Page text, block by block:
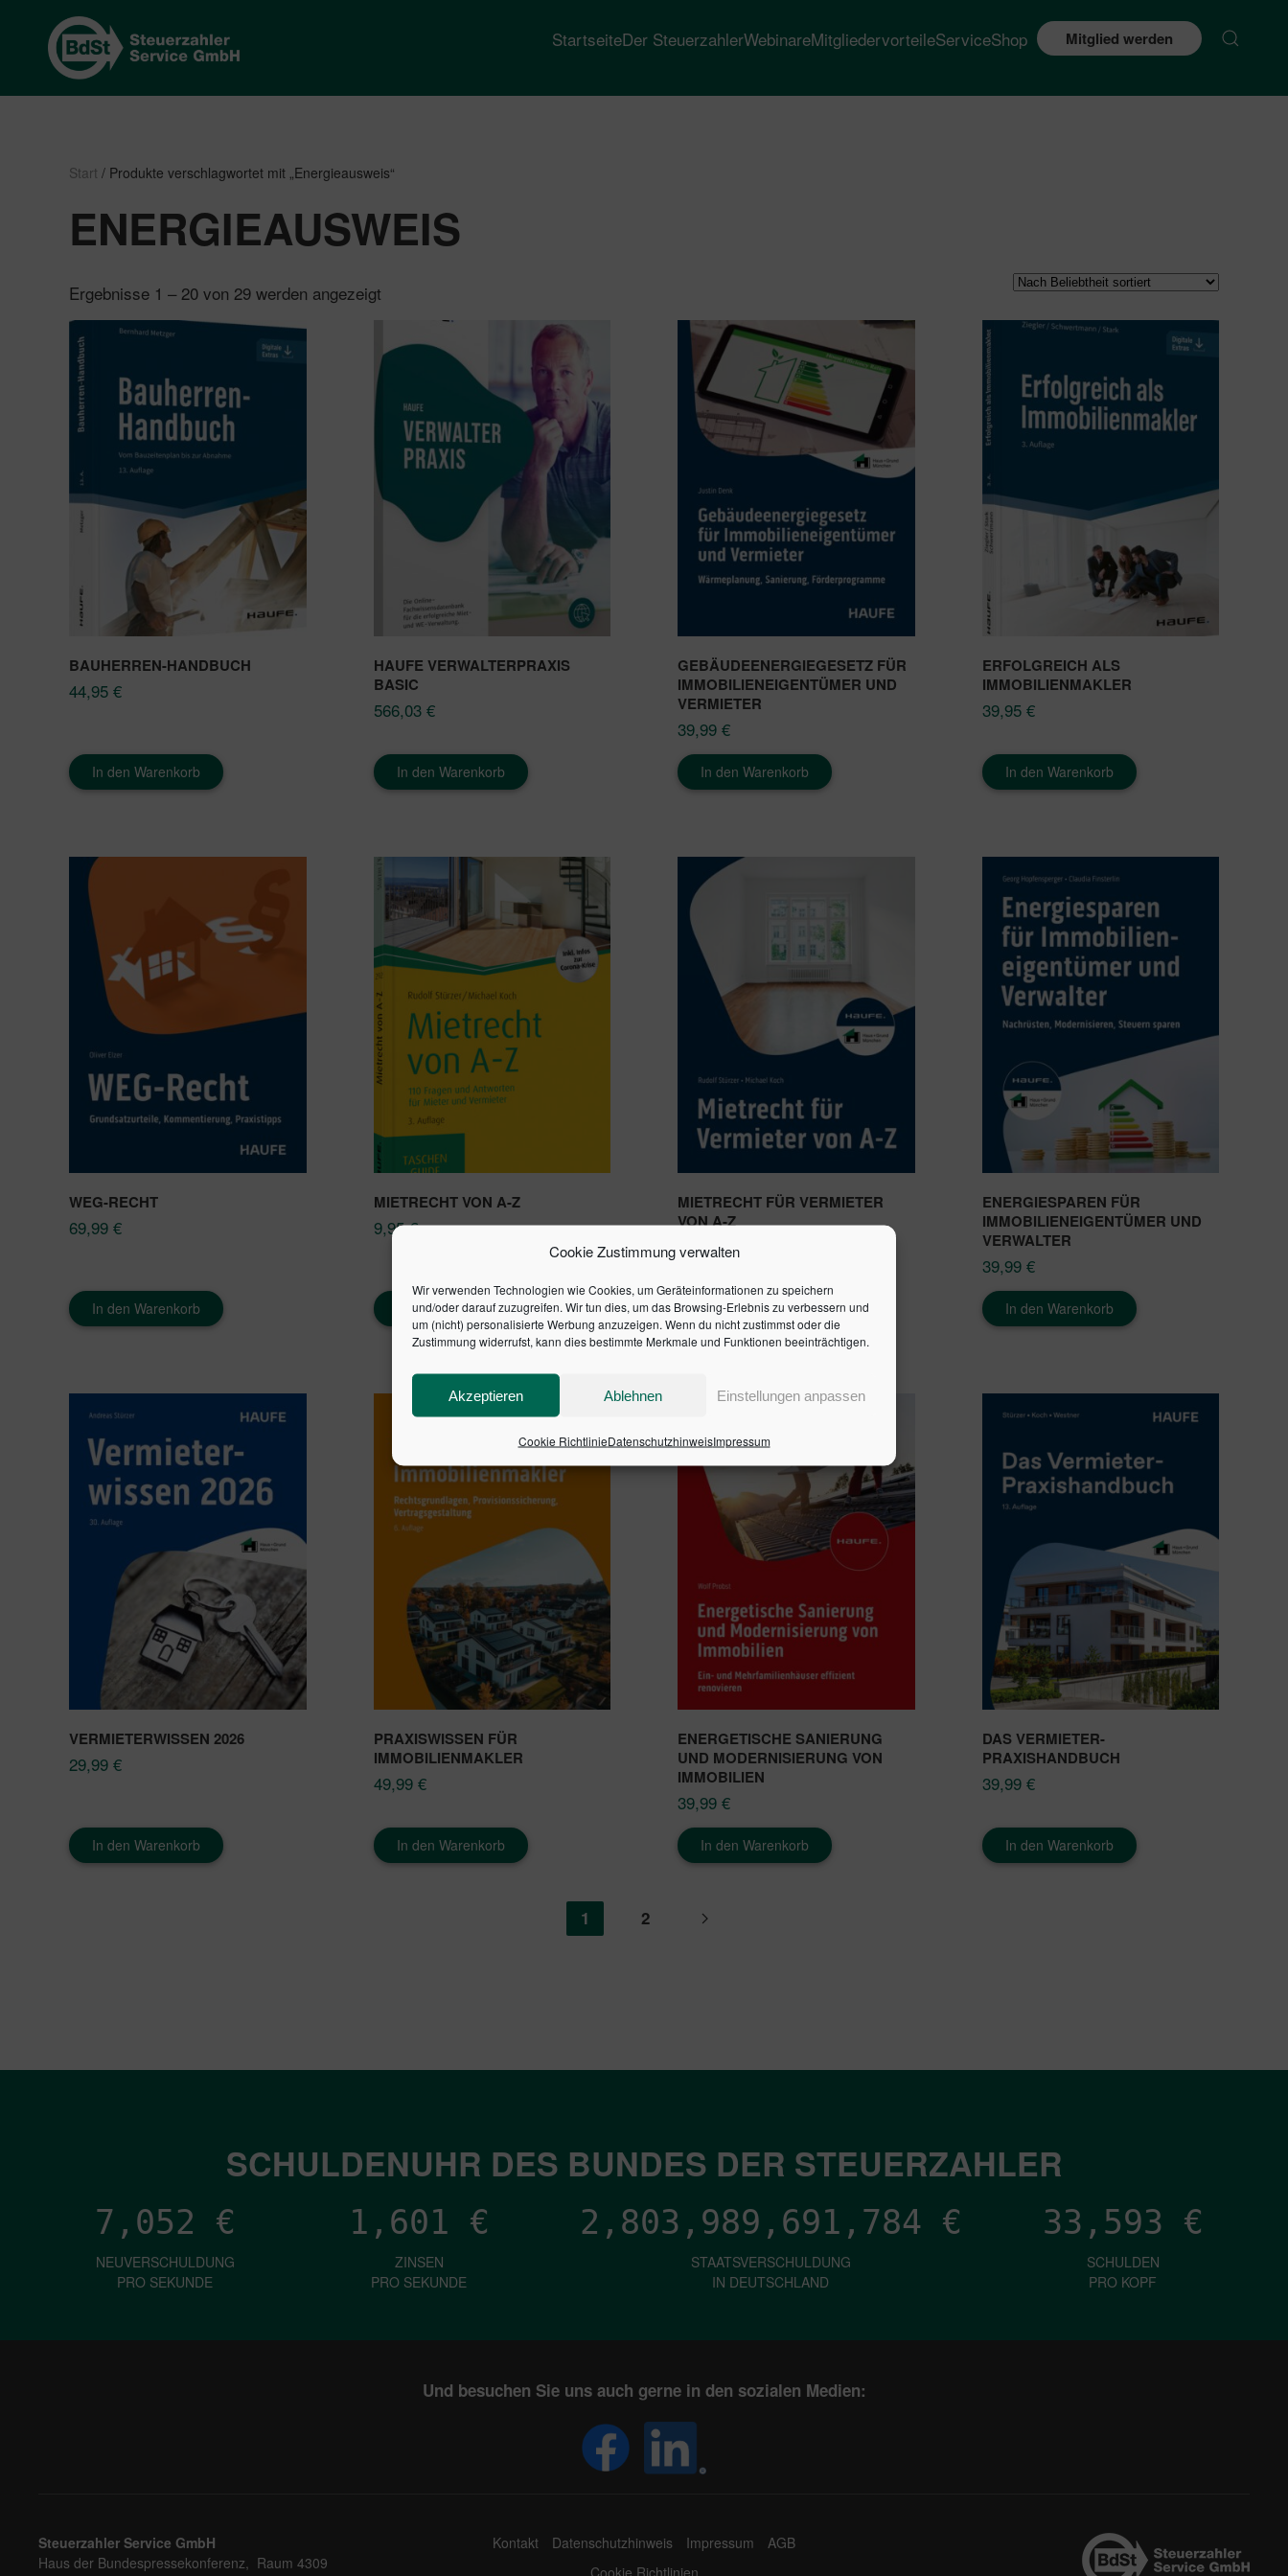
Cookie Zustimmung verwalten
Wir verwenden Technologien wie Cookies, um Geräteinformationen zu speichern
und/oder darauf zuzugreifen. Wir tun dies, um das Browsing-Erlebnis zu verbessern und
um (nicht) personalisierte Werbung anzuzeigen. Wenn du nicht zustimmst oder die
Zustimmung widerrufst, kann dies bestimmte Merkmale und Funktionen beeinträchtigen.
Akzeptieren Ablehnen Einstellungen anpassen
Cookie RichtlinieDatenschutzhinweisImpressum
StartseiteDer SteuerzahlerWebinareMitgliedervorteileServiceShop Mitglied werden
Start / Produkte verschlagwortet mit „Energieausweis“
ENERGIEAUSWEIS
Ergebnisse 1 – 20 von 29 werden angezeigt
BAUHERREN-HANDBUCH
44,95 €
In den Warenkorb
HAUFE VERWALTERPRAXIS
BASIC
566,03 €
In den Warenkorb
GEBÄUDEENERGIEGESETZ FÜR
IMMOBILIENEIGENTÜMER UND
VERMIETER
39,99 €
In den Warenkorb
ERFOLGREICH ALS
IMMOBILIENMAKLER
39,95 €
In den Warenkorb
WEG-RECHT
69,99 €
In den Warenkorb
MIETRECHT VON A-Z
9,95€
In den Warenkorb
MIETRECHT FÜR VERMIETER
VON A-Z
34,99€
In den Warenkorb
ENERGIESPAREN FÜR
IMMOBILIENEIGENTÜMER UND
VERWALTER
39,99 €
In den Warenkorb
VERMIETERWISSEN 2026
29,99 €
In den Warenkorb
PRAXISWISSEN FÜR
IMMOBILIENMAKLER
49,99 €
In den Warenkorb
ENERGETISCHE SANIERUNG
UND MODERNISIERUNG VON
IMMOBILIEN
39,99 €
In den Warenkorb
DAS VERMIETER-
PRAXISHANDBUCH
39,99 €
In den Warenkorb
1 2
SCHULDENUHR DES BUNDES DER STEUERZAHLER
7,052 €
NEUVERSCHULDUNG
PRO SEKUNDE
1,601 €
ZINSEN
PRO SEKUNDE
2,803,989,697,707 €
STAATSVERSCHULDUNG
IN DEUTSCHLAND
33,593 €
SCHULDEN
PRO KOPF
Und besuchen Sie uns auch gerne in den sozialen Medien:
Steuerzahler Service GmbH
Haus der Bundespressekonferenz, Raum 4309
Kontakt Datenschutzhinweis Impressum
AGB
Cookie Richtlinien